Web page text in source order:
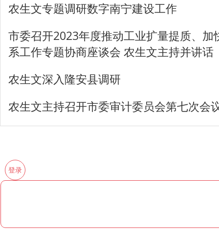
农生文专题调研数字南宁建设工作
市委召开2023年度推动工业扩量提质、加
系工作专题协商座谈会 农生文主持并讲话
农生文深入隆安县调研
农生文主持召开市委审计委员会第七次会
登录